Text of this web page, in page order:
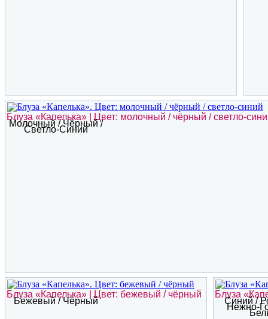
Блуза «Капелька» | Цвет: молочный / чёрный / светло-
Молочный / Чёрный /
Светло-Синий
Блуза «Капелька» | Цвет: бежевый / чёрный
Бежевый / Чёрный
Блуза
Синий /
Нежно-